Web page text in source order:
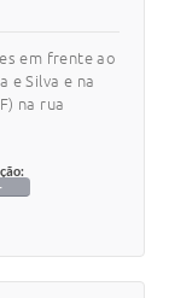
em frente ao
e Silva e na
na rua